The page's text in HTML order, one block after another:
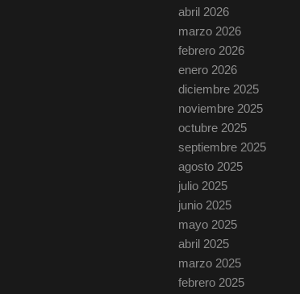
abril 2026
marzo 2026
febrero 2026
enero 2026
diciembre 2025
noviembre 2025
octubre 2025
septiembre 2025
agosto 2025
julio 2025
junio 2025
mayo 2025
abril 2025
marzo 2025
febrero 2025